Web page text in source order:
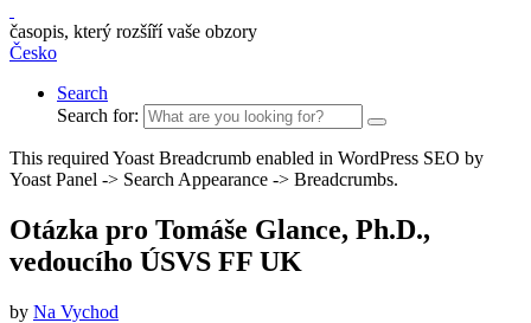
časopis, který rozšíří vaše obzory
Česko
Search
Search for:
This required Yoast Breadcrumb enabled in WordPress SEO by
Yoast Panel -> Search Appearance -> Breadcrumbs.
Otázka pro Tomáše Glance, Ph.D.,
vedoucího ÚSVS FF UK
by Na Vychod